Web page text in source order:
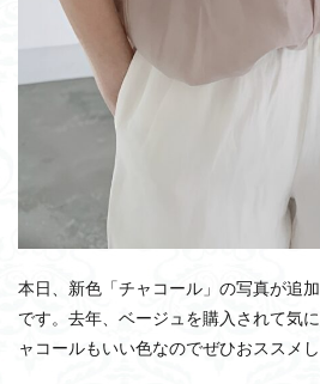
本日、新色「チャコール」の写真が追
です。去年、ベージュを購入されて気
ャコールもいい色なのでぜひおススメ